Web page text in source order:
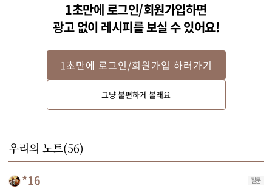
팬에 약간의 식용유를 두르고 양파, 당근, 양배추를 넣어 볶다가 순대와 양념소
스를 넣어 3분 정도 볶아주세요.
1초만에 로그인/회원가입하면
광고 없이 레시피를 보실 수 있어요!
1초만에 로그인/회원가입 하러가기
그냥 불편하게 볼래요
우리의 노트(56)
*16 질문